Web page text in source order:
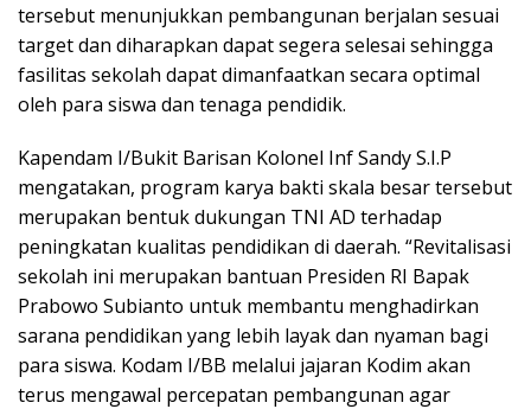
tersebut menunjukkan pembangunan berjalan sesuai
target dan diharapkan dapat segera selesai sehingga
fasilitas sekolah dapat dimanfaatkan secara optimal
oleh para siswa dan tenaga pendidik.
Kapendam I/Bukit Barisan Kolonel Inf Sandy S.I.P
mengatakan, program karya bakti skala besar tersebut
merupakan bentuk dukungan TNI AD terhadap
peningkatan kualitas pendidikan di daerah. “Revitalisasi
sekolah ini merupakan bantuan Presiden RI Bapak
Prabowo Subianto untuk membantu menghadirkan
sarana pendidikan yang lebih layak dan nyaman bagi
para siswa. Kodam I/BB melalui jajaran Kodim akan
terus mengawal percepatan pembangunan agar